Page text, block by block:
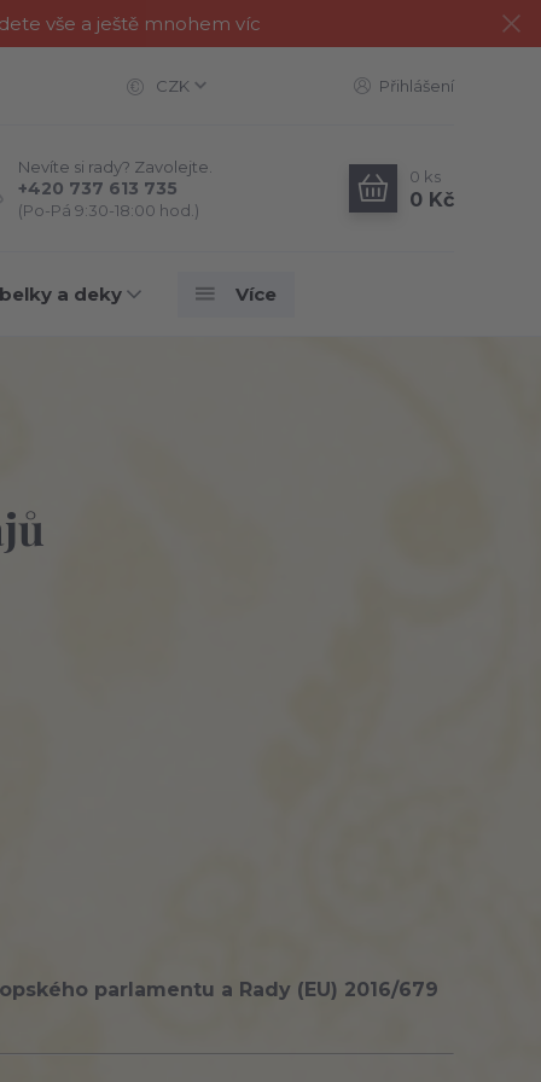
vše a ještě mnohem víc
CZK Přihlášení
Nevíte si rady? Zavolejte.
+420 737 613 735
(Po-Pá 9:30-18:00 hod.)
0 ks
0 Kč
a deky Více
parlamentu a Rady (EU) 2016/679